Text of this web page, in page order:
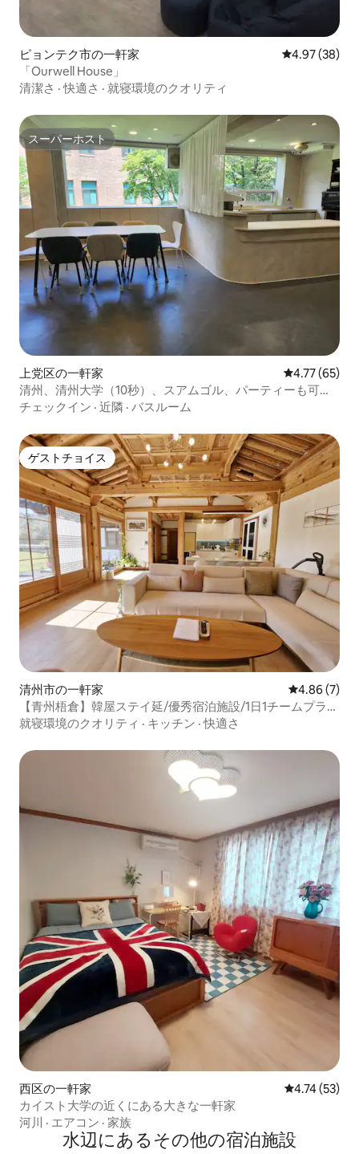
ピョンテク市の一軒家 レビュー38
4.97 (38)
「Ourwell House」
清潔さ ·快適さ · 就寝環境のクオリティ
スーパーホスト
スーパーホスト
上党区の一軒家 レビュー65
4.77 (65)
清州、清州大学（10秒）、スアムゴル、パーティーも可能
で宿泊も可能な60平独占
チェックイン · 近隣 · バスルーム
ゲストチョイス
ゲストチョイス
清州市の一軒家 レビュー7
4.86 (7)
【青州梧倉】韓屋ステイ延/優秀宿泊施設/1日1チームプライ
ベート独占/2人基準
就寝環境のクオリティ · キッチン ·快適さ
西区の一軒家 レビュー53
4.74 (53)
カイスト大学の近くにある大きな一軒家
河川 · エアコン · 家族
水辺にあるその他の宿泊施設